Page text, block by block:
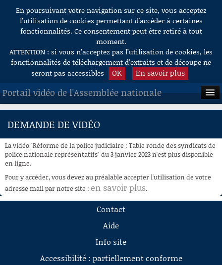
Aller au contenu
En poursuivant votre navigation sur ce site, vous acceptez
l’utilisation de cookies permettant d'accéder à certaines
fonctionnalités. Ce consentement peut être retiré à tout
moment.
ATTENTION : si vous n’acceptez pas l’utilisation de cookies, les
fonctionnalités de téléchargement d’extraits et de découpe ne
seront pas accessibles
OK En savoir plus
Portail vidéo de l'Assemblée nationale
ACCUEIL
À LA DEMANDE
RECHERCHE
AIDE À LA DÉCOUPE
DE VIDÉOS
DEMANDE DE VIDÉO
La vidéo "Réforme de la police judiciaire : Table ronde des syndicats de
police nationale représentatifs" du 3 janvier 2023 n'est plus disponible
en ligne.
Pour y accéder, vous devez au préalable accepter l'utilisation de votre
adresse mail par notre site : en savoir plus.
Contact
Aide
Info site
Accessibilité : partiellement conforme